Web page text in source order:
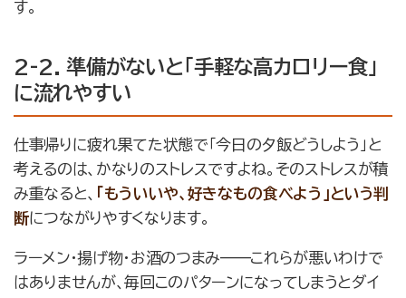
す。
2-2. 準備がないと「手軽な高カロリー食」
に流れやすい
仕事帰りに疲れ果てた状態で「今日の夕飯どうしよう」と
考えるのは、かなりのストレスですよね。そのストレスが積
み重なると、
「もういいや、好きなもの食べよう」という判
断につながりやすくなります。
ラーメン・揚げ物・お酒のつまみ——これらが悪いわけで
はありませんが、毎回このパターンになってしまうとダイ